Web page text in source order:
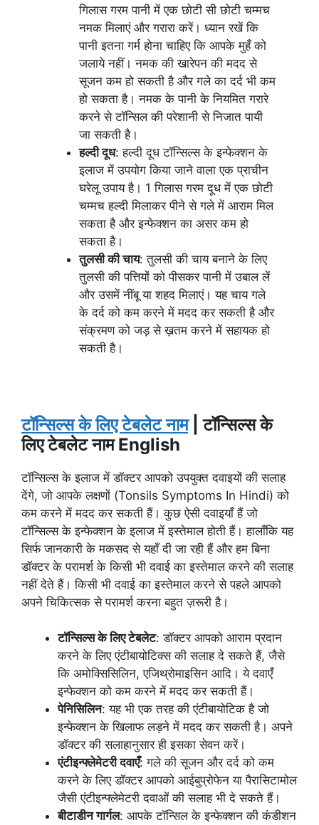
गिलास गरम पानी में एक छोटी सी छोटी चम्मच
नमक मिलाएं और गरारा करें। ध्यान रखें कि
पानी इतना गर्म होना चाहिए कि आपके मुहँ को
जलाये नहीं। नमक की खारेपन की मदद से
सूजन कम हो सकती है और गले का दर्द भी कम
हो सकता है। नमक के पानी के नियमित गरारे
करने से टॉन्सिल की परेशानी से निजात पायी
जा सकती है।
हल्दी दूध: हल्दी दूध टॉन्सिल्स के इन्फेक्शन के
इलाज में उपयोग किया जाने वाला एक प्राचीन
घरेलू उपाय है। 1 गिलास गरम दूध में एक छोटी
चम्मच हल्दी मिलाकर पीने से गले में आराम मिल
सकता है और इन्फेक्शन का असर कम हो
सकता है।
तुलसी की चाय: तुलसी की चाय बनाने के लिए
तुलसी की पत्तियों को पीसकर पानी में उबाल लें
और उसमें नींबू या शहद मिलाएं। यह चाय गले
के दर्द को कम करने में मदद कर सकती है और
संक्रमण को जड़ से ख़तम करने में सहायक हो
सकती है।
टॉन्सिल्स के लिए टेबलेट नाम| टॉन्सिल्स के
लिए टेबलेट नाम English
टॉन्सिल्स के इलाज में डॉक्टर आपको उपयुक्त दवाइयों की सलाह
देंगे, जो आपके लक्षणों (Tonsils Symptoms In Hindi) को
कम करने में मदद कर सकती हैं। कुछ ऐसी दवाइयाँ हैं जो
टॉन्सिल्स के इन्फेक्शन के इलाज में इस्तेमाल होती हैं। हालाँकि यह
सिर्फ जानकारी के मकसद से यहाँ दी जा रही हैं और हम बिना
डॉक्टर के परामर्श के किसी भी दवाई का इस्तेमाल करने की सलाह
नहीं देते हैं। किसी भी दवाई का इस्तेमाल करने से पहले आपको
अपने चिकित्सक से परामर्श करना बहुत ज़रूरी है।
टॉन्सिल्स के लिए टेबलेट: डॉक्टर आपको आराम प्रदान
करने के लिए एंटीबायोटिक्स की सलाह दे सकते हैं, जैसे
कि अमोक्सिसिलिन, एजिथ्रोमाइसिन आदि। ये दवाएँ
इन्फेक्शन को कम करने में मदद कर सकती हैं।
पेनिसिलिन: यह भी एक तरह की एंटीबायोटिक है जो
इन्फेक्शन के खिलाफ लड़ने में मदद कर सकती है। अपने
डॉक्टर की सलाहानुसार ही इसका सेवन करें।
एंटीइन्फ्लेमेटरी दवाएँ: गले की सूजन और दर्द को कम
करने के लिए डॉक्टर आपको आईबुप्रोफेन या पैरासिटामोल
जैसी एंटीइन्फ्लेमेटरी दवाओं की सलाह भी दे सकते हैं।
बीटाडीन गार्गल: आपके टॉन्सिल के इन्फेक्शन की कंडीशन